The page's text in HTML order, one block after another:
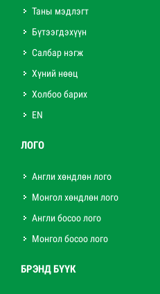
Таны мэдлэгт
Бүтээгдэхүүн
Салбар нэгж
Хүний нөөц
Холбоо барих
EN
ЛОГО
Англи хөндлөн лого
Монгол хөндлөн лого
Англи босоо лого
Монгол босоо лого
БРЭНД БҮҮК